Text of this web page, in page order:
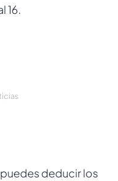
16.
deducir los